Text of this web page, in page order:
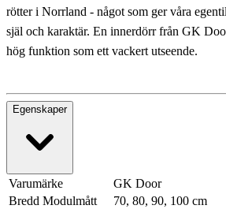
rötter i Norrland - något som ger våra
själ och karaktär. En innerdörr från GK
hög funktion som ett vackert utseende.
Egenskaper
Varumärke
GK Door
Bredd Modulmått
70, 80, 90, 100 cm